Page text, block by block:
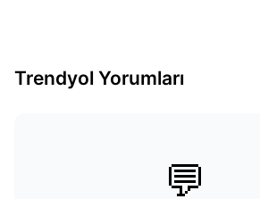
Trendyol Yorumları
💬